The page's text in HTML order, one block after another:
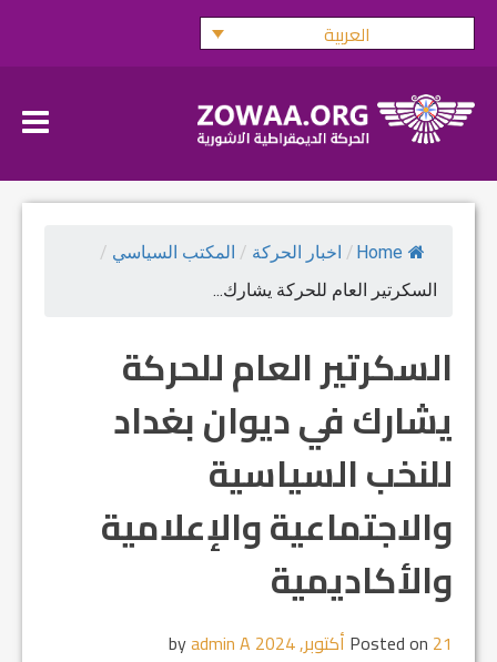
Skip
العربية
Home
/ اخبار الحركة / المكتب السياسي /
السكرتير العام للحركة يشارك...
السكرتير العام للحركة
يشارك في ديوان بغداد
للنخب السياسية
والاجتماعية والإعلامية
والأكاديمية
Posted on 21 أكتوبر, 2024 admin A